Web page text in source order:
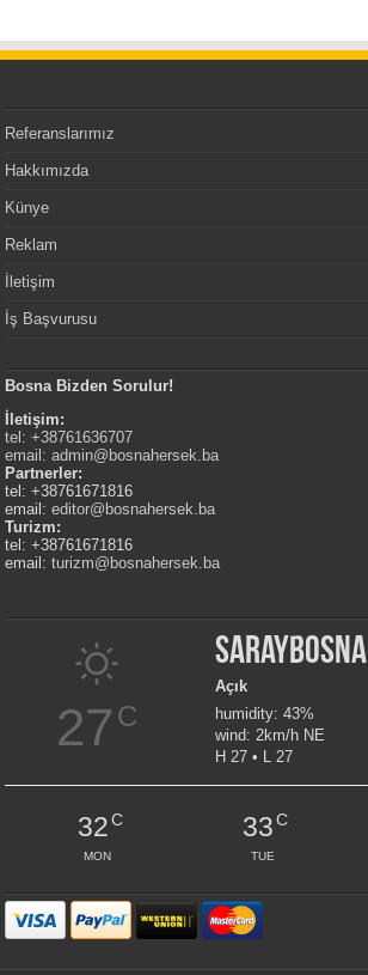
Referanslarımız
Hakkımızda
Künye
Reklam
İletişim
İş Başvurusu
Bosna Bizden Sorulur!
İletişim:
tel: +38761636707
email:admin@bosnahersek.ba
Partnerler:
tel: +38761671816
email:editor@bosnahersek.ba
Turizm:
tel: +38761671816
email:turizm@bosnahersek.ba
27 C
Saraybosna
Açık
humidity: 43%
wind: 2km/h NE
H 27 • L 27
32C
MON
33C
TUE